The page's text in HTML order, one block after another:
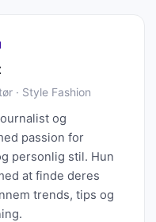
· Style Fashion
og
passion for
personlig stil. Hun
at finde deres
trends, tips og